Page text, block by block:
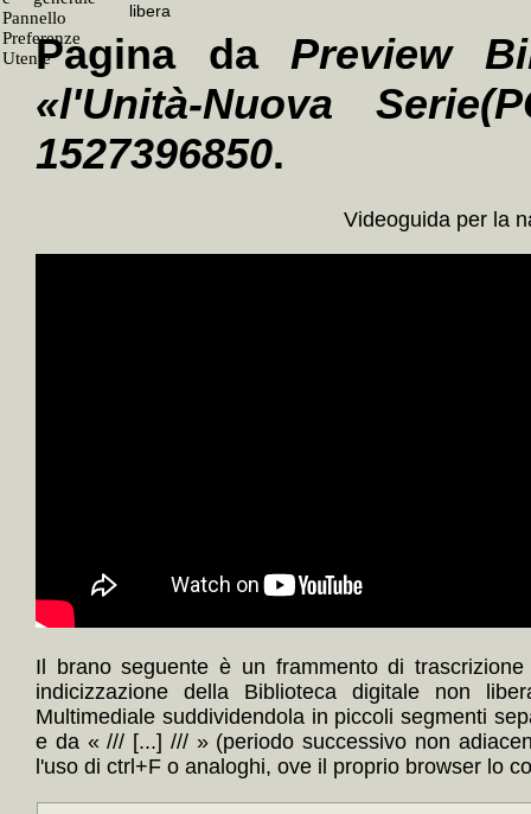
Pagina da Preview
«l'Unità-Nuova
1527396850.
Videoguida per la
Il brano seguente è un frammento di
indicizzazione della Biblioteca digitale non
Multimediale suddividendola in piccoli segmenti
e da « /// [...] /// » (periodo successivo non
l'uso di ctrl+F o analoghi, ove il proprio browser lo